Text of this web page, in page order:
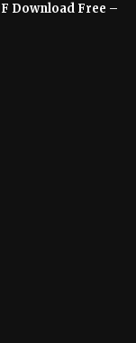
Download Free –